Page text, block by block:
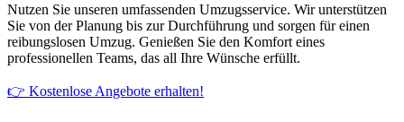
Nutzen Sie unseren umfassenden Umzugsservice. Wir unterstützen
Sie von der Planung bis zur Durchführung und sorgen für einen
reibungslosen Umzug. Genießen Sie den Komfort eines
professionellen Teams, das all Ihre Wünsche erfüllt.
👉 Kostenlose Angebote erhalten!